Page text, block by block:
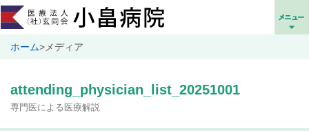
ホーム> メディア
attending_physician_list_20251001
専門医による医療解説